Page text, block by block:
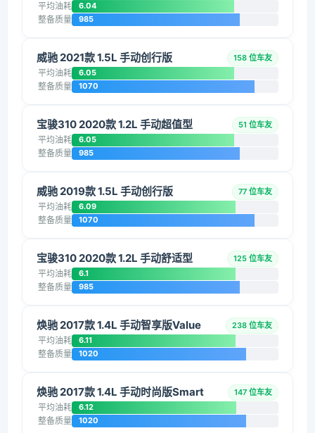
平均油耗 6.04
整备质量 985
威驰 2021款 1.5L 手动创行版 158 位车友
平均油耗 6.05
整备质量 1070
宝骏310 2020款 1.2L 手动超值型 51 位车友
平均油耗 6.05
整备质量 985
威驰 2019款 1.5L 手动创行版 77 位车友
平均油耗 6.09
整备质量 1070
宝骏310 2020款 1.2L 手动舒适型 125 位车友
平均油耗 6.1
整备质量 985
焕驰 2017款 1.4L 手动智享版Value 238 位车友
平均油耗 6.11
整备质量 1020
焕驰 2017款 1.4L 手动时尚版Smart 147 位车友
平均油耗 6.12
整备质量 1020